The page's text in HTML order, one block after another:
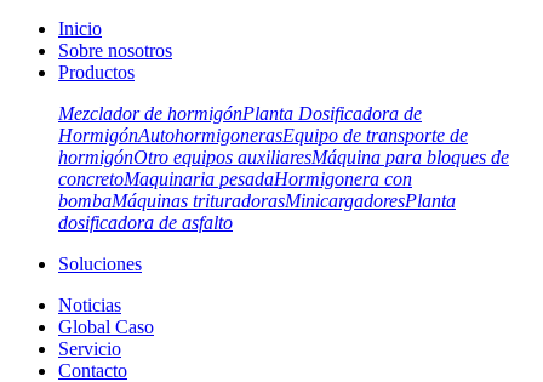
Inicio
Sobre nosotros
Productos
Mezclador de hormigónPlanta Dosificadora de
HormigónAutohormigonerasEquipo de transporte de
hormigónOtro equipos auxiliaresMáquina para bloques de
concretoMaquinaria pesadaHormigonera con
bombaMáquinas trituradorasMinicargadoresPlanta
dosificadora de asfalto
Soluciones
Noticias
Global Caso
Servicio
Contacto